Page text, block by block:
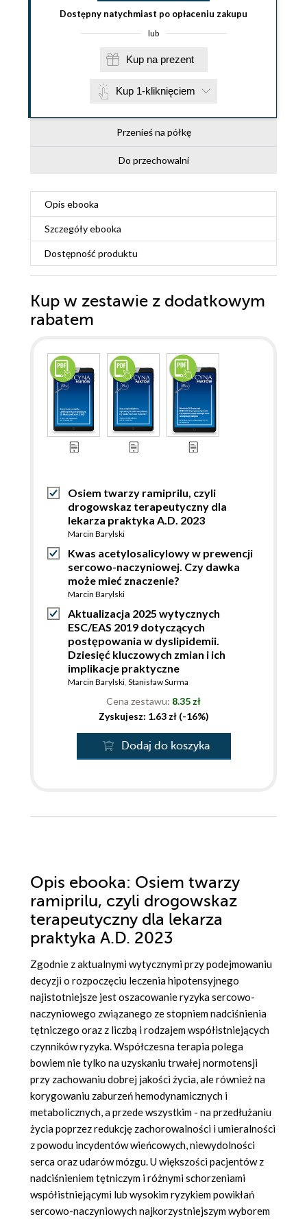
Dostępny natychmiast po opłaceniu zakupu
lub
Kup na prezent
Kup 1-kliknięciem
Przenieś na półkę
Do przechowalni
Opis ebooka
Szczegółyebooka
Dostępność produktu
Kup w zestawie z dodatkowym
rabatem
Osiem twarzy ramiprilu, czyli
drogowskaz terapeutyczny dla
lekarza praktyka A.D. 2023
Marcin Barylski
Kwas acetylosalicylowy w prewencji
sercowo-naczyniowej. Czy dawka
może mieć znaczenie?
Marcin Barylski
Aktualizacja 2025 wytycznych
ESC/EAS 2019 dotyczących
postępowania w dyslipidemii.
Dziesięć kluczowych zmian i ich
implikacje praktyczne
Marcin Barylski, Stanisław Surma
Cena zestawu: 8.35 zł
Zyskujesz: 1.63 zł (-16%)
Dodaj do koszyka
Opis ebooka: Osiem twarzy
ramiprilu, czyli drogowskaz
terapeutyczny dla lekarza
praktyka A.D. 2023
Zgodnie z aktualnymi wytycznymi przy podejmowaniu
decyzji o rozpoczęciu leczenia hipotensyjnego
najistotniejsze jest oszacowanie ryzyka sercowo-
naczyniowego związanego ze stopniem nadciśnienia
tętniczego oraz z liczbą i rodzajem współistniejących
czynników ryzyka. Współczesna terapia polega
bowiem nie tylko na uzyskaniu trwałej normotensji
przy zachowaniu dobrej jakości życia, ale również na
korygowaniu zaburzeń hemodynamicznych i
metabolicznych, a przede wszystkim - na przedłużaniu
życia poprzez redukcję zachorowalności i umieralności
z powodu incydentów wieńcowych, niewydolności
serca oraz udarów mózgu. U większości pacjentów z
nadciśnieniem tętniczym i różnymi schorzeniami
współistniejącymi lub wysokim ryzykiem powikłań
sercowo-naczyniowych najkorzystniejszym wyborem